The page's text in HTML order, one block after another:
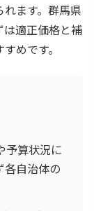
ます。群馬県
は適正価格と補
めです。
予算状況に
各自治体の